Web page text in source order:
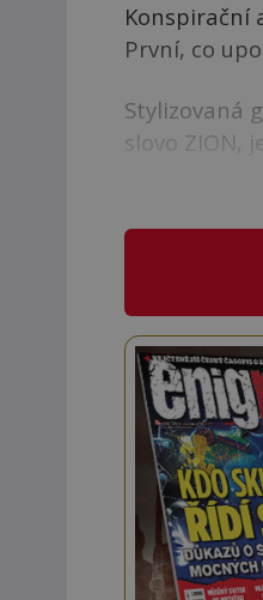
Konspirační
První, co
Stylizovaná
slovo ZION,